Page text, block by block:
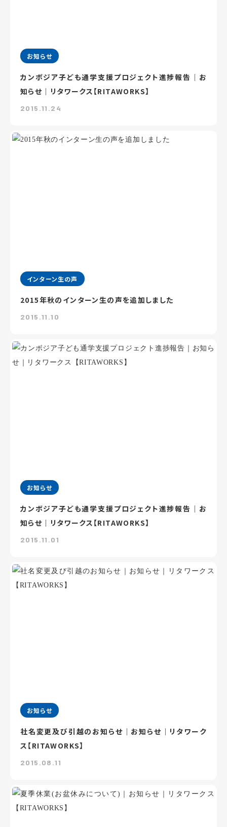
お知らせ
カンボジア子ども通学支援プロジェクト進捗報告｜お
知らせ｜リタワークス【RITAWORKS】
2015.11.24
インターン生の声
2015年秋のインターン生の声を追加しました
2015.11.10
お知らせ
カンボジア子ども通学支援プロジェクト進捗報告｜お
知らせ｜リタワークス【RITAWORKS】
2015.11.01
お知らせ
社名変更及び引越のお知らせ｜お知らせ｜リタワーク
ス【RITAWORKS】
2015.08.11